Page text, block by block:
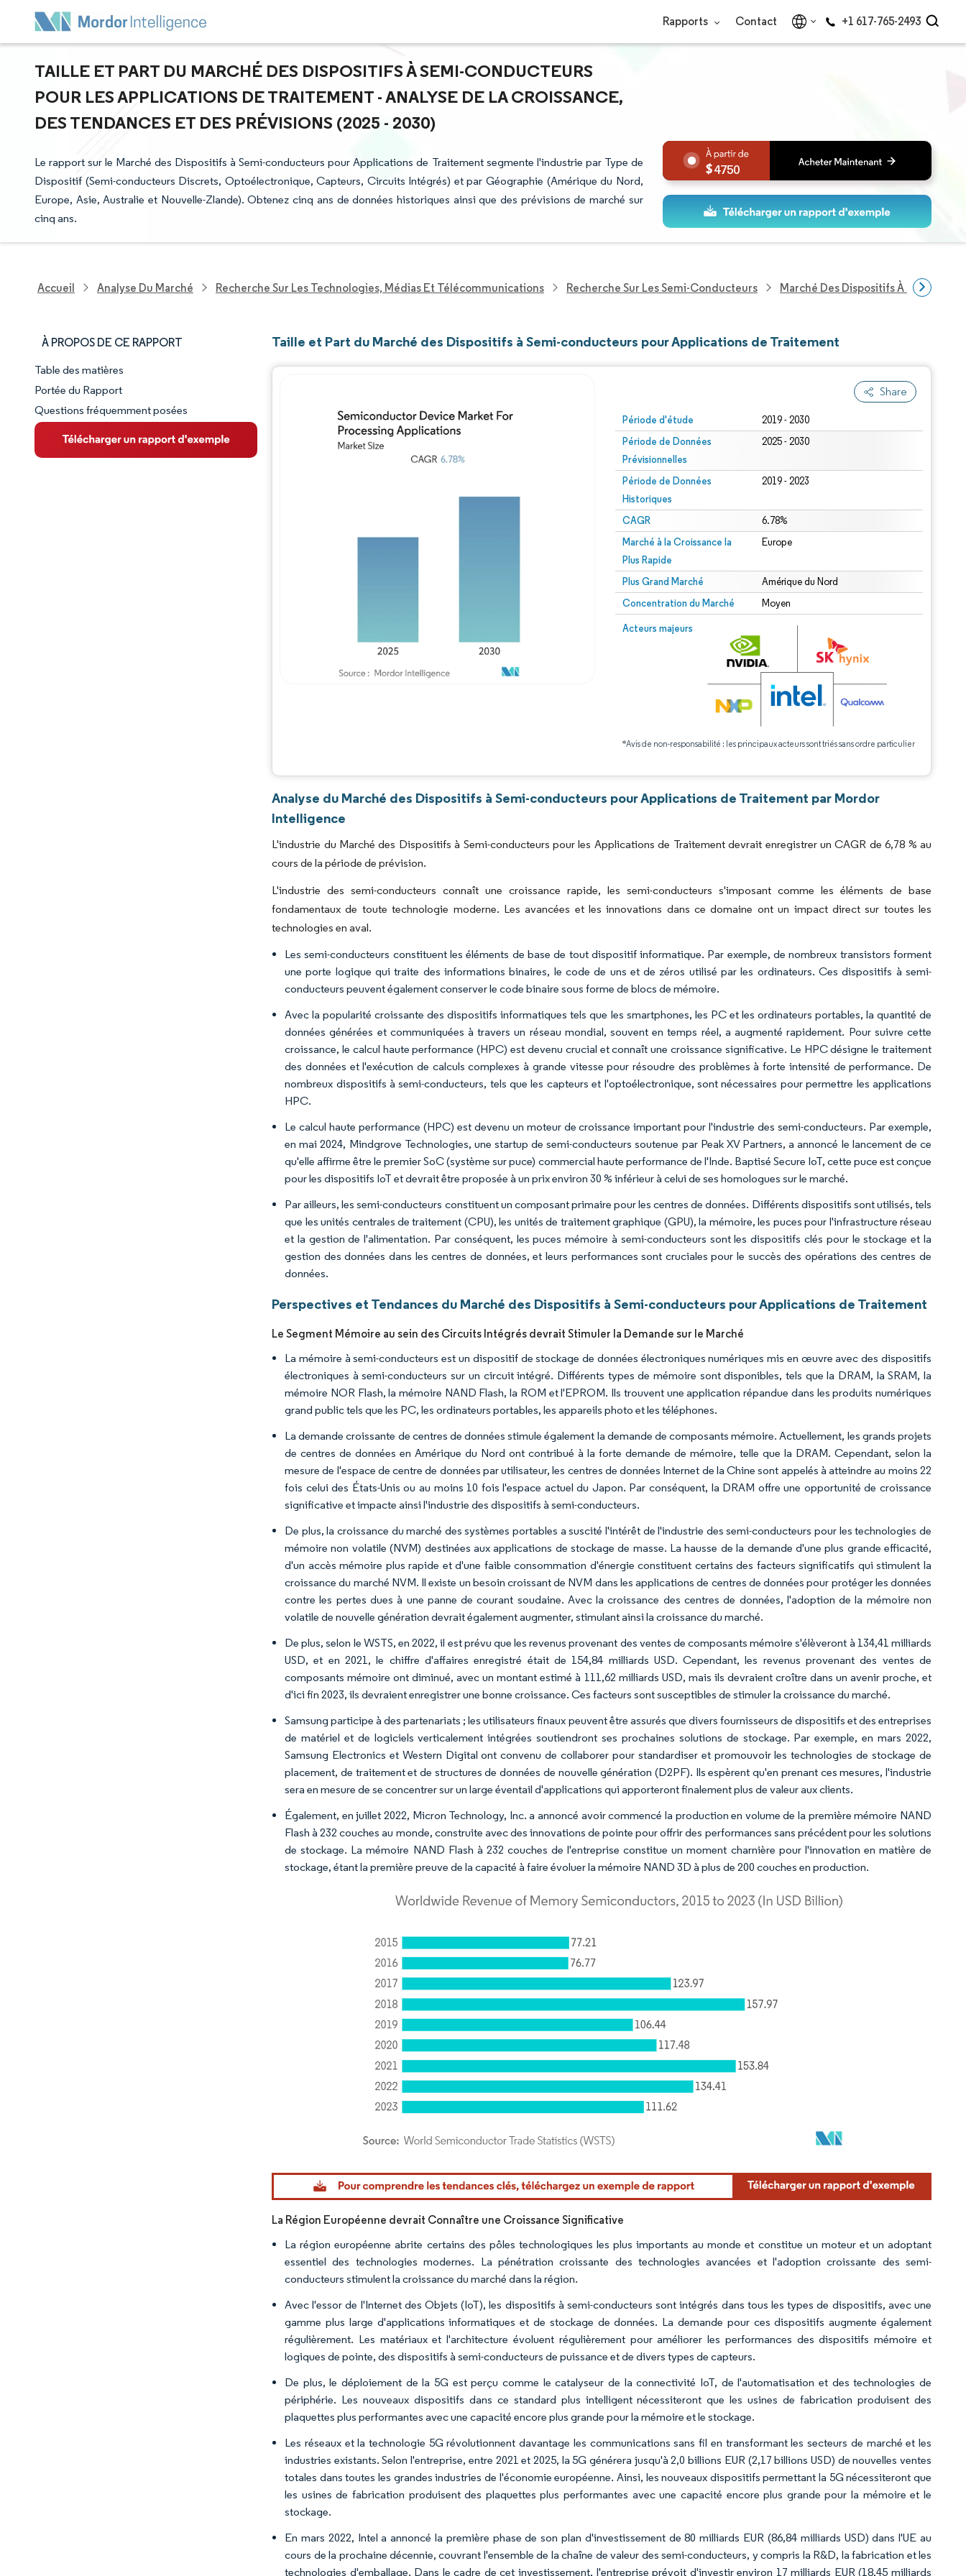
Rapports Contact +1 617-765-2493
TAILLE ET PART DU MARCHÉ DES DISPOSITIFS À SEMI-CONDUCTEURS
POUR LES APPLICATIONS DE TRAITEMENT - ANALYSE DE LA CROISSANCE,
DES TENDANCES ET DES PRÉVISIONS (2025 - 2030)
Le rapport sur le Marché des Dispositifs à Semi-conducteurs pour Applications de Traitement segmente l'industrie par Type de
Dispositif (Semi-conducteurs Discrets, Optoélectronique, Capteurs, Circuits Intégrés) et par Géographie (Amérique du Nord,
Europe, Asie, Australie et Nouvelle-Zlande). Obtenez cinq ans de données historiques ainsi que des prévisions de marché sur
cinq ans.
4750
Accueil Analyse Du Marché Recherche Sur Les Technologies, Médias Et Télécommunications Recherche Sur Les Semi-Conducteurs Marché Des Dispositifs À Semi-
À PROPOS DE CE RAPPORT
Aperçu du marché
VUE D’ENSEMBLE DU MARCHÉ
Principales tendances du marché
Table des matières
Portée du Rapport
Questions fréquemment posées
Taille et Part du Marché des Dispositifs à Semi-conducteurs pour Applications de Traitement
Share
Période d'étude 2019 - 2030
Période de Données
Prévisionnelles
2025 - 2030
Période de Données
Historiques
2019 - 2023
CAGR 6.78%
Marché à la Croissance la
Plus Rapide
Europe
Plus Grand Marché Amérique du Nord
Concentration du Marché Moyen
Acteurs majeurs
*Avis de non-responsabilité : les principaux acteurs sont triés sans ordre particulier
Analyse du Marché des Dispositifs à Semi-conducteurs pour Applications de Traitement par Mordor
Intelligence
L'industrie du Marché des Dispositifs à Semi-conducteurs pour les Applications de Traitement devrait enregistrer un CAGR de 6,78 % au
cours de la période de prévision.
L'industrie des semi-conducteurs connaît une croissance rapide, les semi-conducteurs s'imposant comme les éléments de base
fondamentaux de toute technologie moderne. Les avancées et les innovations dans ce domaine ont un impact direct sur toutes les
technologies en aval.
Les semi-conducteurs constituent les éléments de base de tout dispositif informatique. Par exemple, de nombreux transistors forment
une porte logique qui traite des informations binaires, le code de uns et de zéros utilisé par les ordinateurs. Ces dispositifs à semi-
conducteurs peuvent également conserver le code binaire sous forme de blocs de mémoire.
Avec la popularité croissante des dispositifs informatiques tels que les smartphones, les PC et les ordinateurs portables, la quantité de
données générées et communiquées à travers un réseau mondial, souvent en temps réel, a augmenté rapidement. Pour suivre cette
croissance, le calcul haute performance (HPC) est devenu crucial et connaît une croissance significative. Le HPC désigne le traitement
des données et l'exécution de calculs complexes à grande vitesse pour résoudre des problèmes à forte intensité de performance. De
nombreux dispositifs à semi-conducteurs, tels que les capteurs et l'optoélectronique, sont nécessaires pour permettre les applications
HPC.
Le calcul haute performance (HPC) est devenu un moteur de croissance important pour l'industrie des semi-conducteurs. Par exemple,
en mai 2024, Mindgrove Technologies, une startup de semi-conducteurs soutenue par Peak XV Partners, a annoncé le lancement de ce
qu'elle affirme être le premier SoC (système sur puce) commercial haute performance de l'Inde. Baptisé Secure IoT, cette puce est conçue
pour les dispositifs IoT et devrait être proposée à un prix environ 30 % inférieur à celui de ses homologues sur le marché.
Par ailleurs, les semi-conducteurs constituent un composant primaire pour les centres de données. Différents dispositifs sont utilisés, tels
que les unités centrales de traitement (CPU), les unités de traitement graphique (GPU), la mémoire, les puces pour l'infrastructure réseau
et la gestion de l'alimentation. Par conséquent, les puces mémoire à semi-conducteurs sont les dispositifs clés pour le stockage et la
gestion des données dans les centres de données, et leurs performances sont cruciales pour le succès des opérations des centres de
données.
Perspectives et Tendances du Marché des Dispositifs à Semi-conducteurs pour Applications de Traitement
Le Segment Mémoire au sein des Circuits Intégrés devrait Stimuler la Demande sur le Marché
La mémoire à semi-conducteurs est un dispositif de stockage de données électroniques numériques mis en œuvre avec des dispositifs
électroniques à semi-conducteurs sur un circuit intégré. Différents types de mémoire sont disponibles, tels que la DRAM, la SRAM, la
mémoire NOR Flash, la mémoire NAND Flash, la ROM et l'EPROM. Ils trouvent une application répandue dans les produits numériques
grand public tels que les PC, les ordinateurs portables, les appareils photo et les téléphones.
La demande croissante de centres de données stimule également la demande de composants mémoire. Actuellement, les grands projets
de centres de données en Amérique du Nord ont contribué à la forte demande de mémoire, telle que la DRAM. Cependant, selon la
mesure de l'espace de centre de données par utilisateur, les centres de données Internet de la Chine sont appelés à atteindre au moins 22
fois celui des États-Unis ou au moins 10 fois l'espace actuel du Japon. Par conséquent, la DRAM offre une opportunité de croissance
significative et impacte ainsi l'industrie des dispositifs à semi-conducteurs.
De plus, la croissance du marché des systèmes portables a suscité l'intérêt de l'industrie des semi-conducteurs pour les technologies de
mémoire non volatile (NVM) destinées aux applications de stockage de masse. La hausse de la demande d'une plus grande efficacité,
d'un accès mémoire plus rapide et d'une faible consommation d'énergie constituent certains des facteurs significatifs qui stimulent la
croissance du marché NVM. Il existe un besoin croissant de NVM dans les applications de centres de données pour protéger les données
contre les pertes dues à une panne de courant soudaine. Avec la croissance des centres de données, l'adoption de la mémoire non
volatile de nouvelle génération devrait également augmenter, stimulant ainsi la croissance du marché.
De plus, selon le WSTS, en 2022, il est prévu que les revenus provenant des ventes de composants mémoire s'élèveront à 134,41 milliards
USD, et en 2021, le chiffre d'affaires enregistré était de 154,84 milliards USD. Cependant, les revenus provenant des ventes de
composants mémoire ont diminué, avec un montant estimé à 111,62 milliards USD, mais ils devraient croître dans un avenir proche, et
d'ici fin 2023, ils devraient enregistrer une bonne croissance. Ces facteurs sont susceptibles de stimuler la croissance du marché.
Samsung participe à des partenariats ; les utilisateurs finaux peuvent être assurés que divers fournisseurs de dispositifs et des entreprises
de matériel et de logiciels verticalement intégrées soutiendront ses prochaines solutions de stockage. Par exemple, en mars 2022,
Samsung Electronics et Western Digital ont convenu de collaborer pour standardiser et promouvoir les technologies de stockage de
placement, de traitement et de structures de données de nouvelle génération (D2PF). Ils espèrent qu'en prenant ces mesures, l'industrie
sera en mesure de se concentrer sur un large éventail d'applications qui apporteront finalement plus de valeur aux clients.
Également, en juillet 2022, Micron Technology, Inc. a annoncé avoir commencé la production en volume de la première mémoire NAND
Flash à 232 couches au monde, construite avec des innovations de pointe pour offrir des performances sans précédent pour les solutions
de stockage. La mémoire NAND Flash à 232 couches de l'entreprise constitue un moment charnière pour l'innovation en matière de
stockage, étant la première preuve de la capacité à faire évoluer la mémoire NAND 3D à plus de 200 couches en production.
Image © Mordor Intelligence. La réutilisation nécessite une attribution sous CC BY 4.0.
La Région Européenne devrait Connaître une Croissance Significative
La région européenne abrite certains des pôles technologiques les plus importants au monde et constitue un moteur et un adoptant
essentiel des technologies modernes. La pénétration croissante des technologies avancées et l'adoption croissante des semi-
conducteurs stimulent la croissance du marché dans la région.
Avec l'essor de l'Internet des Objets (IoT), les dispositifs à semi-conducteurs sont intégrés dans tous les types de dispositifs, avec une
gamme plus large d'applications informatiques et de stockage de données. La demande pour ces dispositifs augmente également
régulièrement. Les matériaux et l'architecture évoluent régulièrement pour améliorer les performances des dispositifs mémoire et
logiques de pointe, des dispositifs à semi-conducteurs de puissance et de divers types de capteurs.
De plus, le déploiement de la 5G est perçu comme le catalyseur de la connectivité IoT, de l'automatisation et des technologies de
périphérie. Les nouveaux dispositifs dans ce standard plus intelligent nécessiteront que les usines de fabrication produisent des
plaquettes plus performantes avec une capacité encore plus grande pour la mémoire et le stockage.
Les réseaux et la technologie 5G révolutionnent davantage les communications sans fil en transformant les secteurs de marché et les
industries existants. Selon l'entreprise, entre 2021 et 2025, la 5G générera jusqu'à 2,0 billions EUR (2,17 billions USD) de nouvelles ventes
totales dans toutes les grandes industries de l'économie européenne. Ainsi, les nouveaux dispositifs permettant la 5G nécessiteront que
les usines de fabrication produisent des plaquettes plus performantes avec une capacité encore plus grande pour la mémoire et le
stockage.
En mars 2022, Intel a annoncé la première phase de son plan d'investissement de 80 milliards EUR (86,84 milliards USD) dans l'UE au
cours de la prochaine décennie, couvrant l'ensemble de la chaîne de valeur des semi-conducteurs, y compris la R&D, la fabrication et les
technologies d'emballage. Dans le cadre de cet investissement, l'entreprise prévoit d'investir environ 17 milliards EUR (18,45 milliards